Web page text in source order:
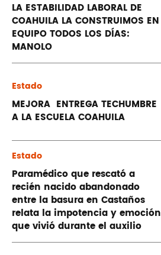
LA ESTABILIDAD LABORAL DE
COAHUILA LA CONSTRUIMOS EN
EQUIPO TODOS LOS DÍAS:
MANOLO
Estado
MEJORA ENTREGA TECHUMBRE
A LA ESCUELA COAHUILA
Estado
Paramédico que rescató a
recién nacido abandonado
entre la basura en Castaños
relata la impotencia y emoción
que vivió durante el auxilio